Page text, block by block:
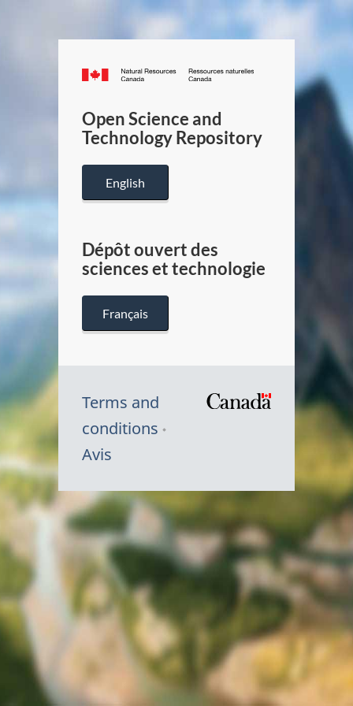
Canada.ca
/
Canada
Open Science and
Technology Repository
English
Dépôt ouvert des
sciences et technologie
Français
Terms and
conditions
Avis
Canada